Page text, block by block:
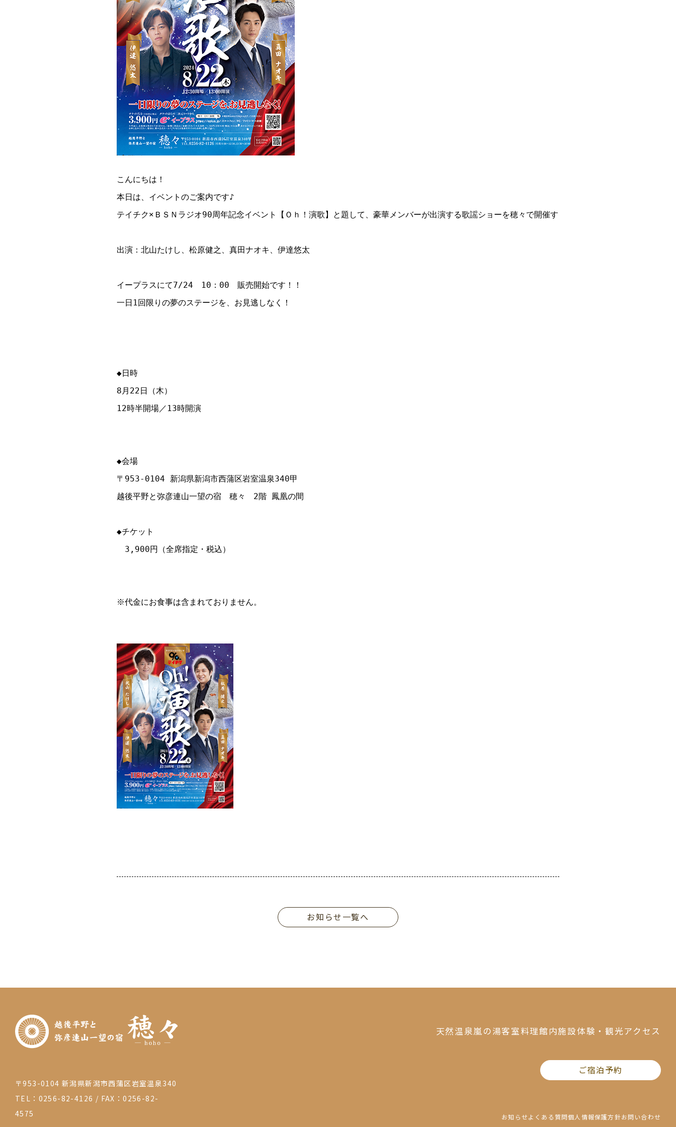
こんにちは！
本日は、イベントのご案内です♪
テイチク×ＢＳＮラジオ90周年記念イベント【Ｏｈ！演歌】と題して、豪華メンバーが出演する歌謡ショーを穂々で開催する事となりました！！
出演：北山たけし、松原健之、真田ナオキ、伊達悠太
イープラスにて7/24　10：00　販売開始です！！
一日1回限りの夢のステージを、お見逃しなく！
◆日時
8月22日（木）
12時半開場／13時開演
◆会場
〒953-0104 新潟県新潟市西蒲区岩室温泉340甲
越後平野と弥彦連山一望の宿　穂々　2階 鳳凰の間
◆チケット
3,900円（全席指定・税込）
※代金にお食事は含まれておりません。
お知らせ一覧へ
〒953-0104 新潟県新潟市西蒲区岩室温泉340
TEL：0256-82-4126 / FAX：0256-82-
4575
天然温泉嵐の湯客室料理館内施設体験・観光アクセス
ご宿泊予約
お知らせよくある質問個人情報保護方針お問い合わせ